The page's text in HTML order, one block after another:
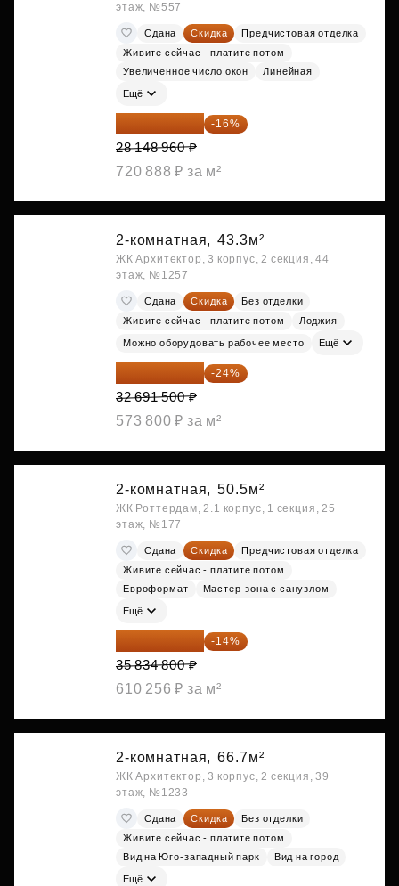
этаж, №557
Сдана Скидка
Предчистовая отделка
Живите сейчас - платите потом
Увеличенное число окон
Линейная
Ещё
23 645 126 ₽ -16%
28 148 960 ₽
720 888 ₽ за м²
2-комнатная, 43.3м²
ЖК Архитектор, 3 корпус, 2 секция, 44
этаж, №1257
Сдана Скидка
Без отделки
Живите сейчас - платите потом
Лоджия
Можно оборудовать рабочее место Ещё
24 845 540 ₽ -24%
32 691 500 ₽
573 800 ₽ за м²
2-комнатная, 50.5м²
ЖК Роттердам, 2.1 корпус, 1 секция, 25
этаж, №177
Сдана Скидка
Предчистовая отделка
Живите сейчас - платите потом
Евроформат
Мастер-зона с санузлом
Ещё
30 817 928 ₽ -14%
35 834 800 ₽
610 256 ₽ за м²
2-комнатная, 66.7м²
ЖК Архитектор, 3 корпус, 2 секция, 39
этаж, №1233
Сдана Скидка
Без отделки
Живите сейчас - платите потом
Вид на Юго-западный парк
Вид на город
Ещё